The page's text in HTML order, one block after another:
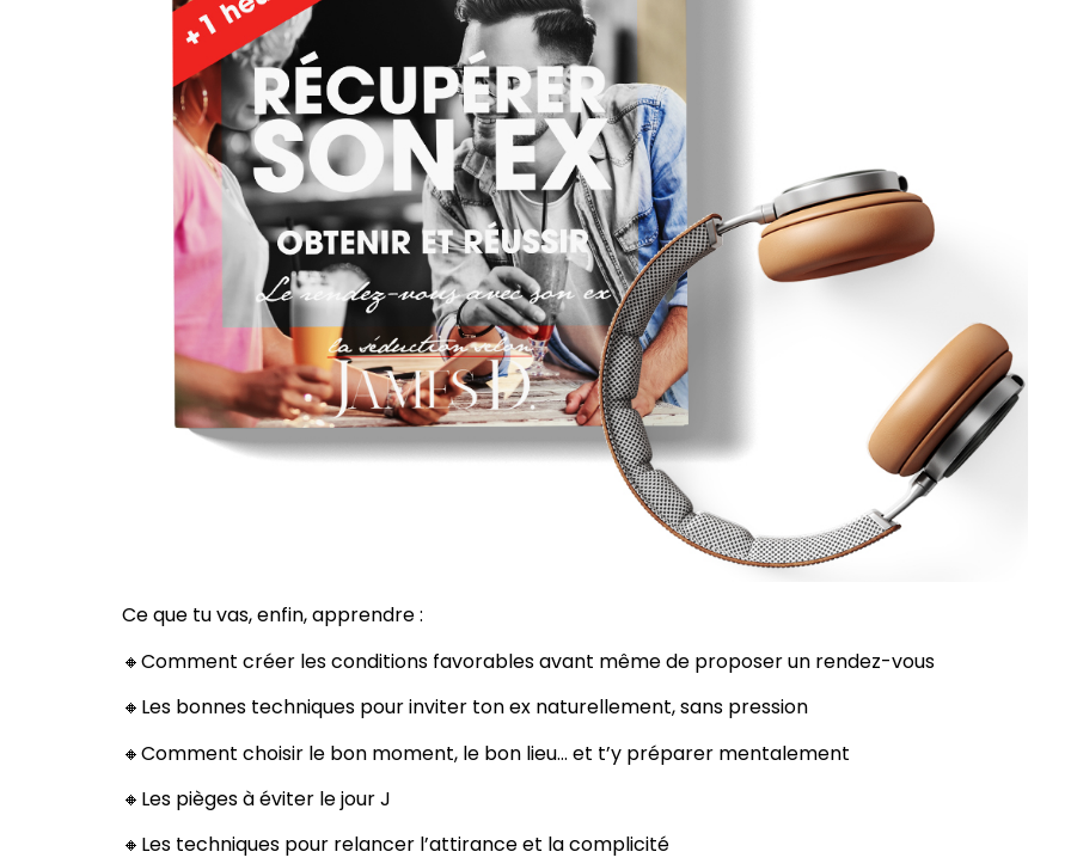
Ce que tu vas, enfin, apprendre :
🔸Comment créer les conditions favorables avant même de proposer un rendez-vous
🔸Les bonnes techniques pour inviter ton ex naturellement, sans pression
🔸Comment choisir le bon moment, le bon lieu… et t’y préparer mentalement
🔸Les pièges à éviter le jour J
🔸Les techniques pour relancer l’attirance et la complicité